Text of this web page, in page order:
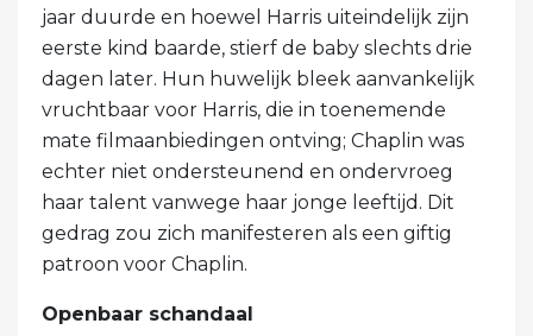
jaar duurde en hoewel Harris uiteindelijk zijn
eerste kind baarde, stierf de baby slechts drie
dagen later. Hun huwelijk bleek aanvankelijk
vruchtbaar voor Harris, die in toenemende
mate filmaanbiedingen ontving; Chaplin was
echter niet ondersteunend en ondervroeg
haar talent vanwege haar jonge leeftijd. Dit
gedrag zou zich manifesteren als een giftig
patroon voor Chaplin.
Openbaar schandaal